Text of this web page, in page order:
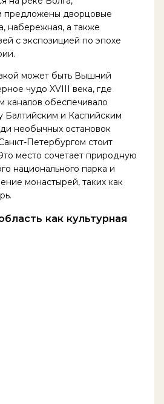
предложены дворцовые
набережная, а также
с экспозицией по эпохе
может быть Вышний
чудо XVIII века, где
каналов обеспечивало
Балтийским и Каспийским
необычных остановок
Петербургом стоит
место сочетает природную
национального парка и
монастырей, таких как
как культурная